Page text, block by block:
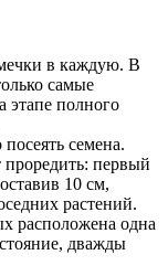
в каждую. В
самые
этапе полного
семена.
проредить: первый
10 см,
растений.
расположена одна
дважды